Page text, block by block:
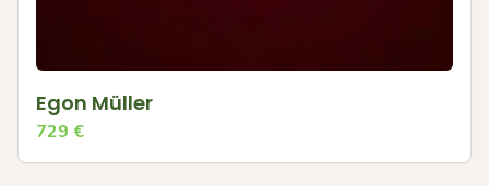
Egon Müller
729 €